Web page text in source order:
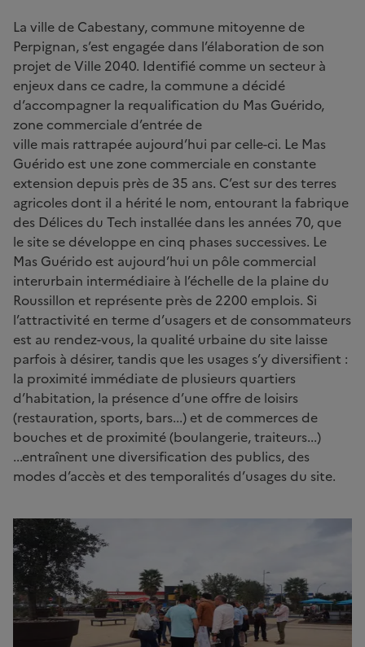
La ville de Cabestany, commune mitoyenne de
Perpignan, s’est engagée dans l’élaboration de son
projet de Ville 2040. Identifié comme un secteur à
enjeux dans ce cadre, la commune a décidé
d’accompagner la requalification du Mas Guérido,
zone commerciale d’entrée de
ville mais rattrapée aujourd’hui par celle-ci. Le Mas
Guérido est une zone commerciale en constante
extension depuis près de 35 ans. C’est sur des terres
agricoles dont il a hérité le nom, entourant la fabrique
des Délices du Tech installée dans les années 70, que
le site se développe en cinq phases successives. Le
Mas Guérido est aujourd’hui un pôle commercial
interurbain intermédiaire à l’échelle de la plaine du
Roussillon et représente près de 2200 emplois. Si
l’attractivité en terme d’usagers et de consommateurs
est au rendez-vous, la qualité urbaine du site laisse
parfois à désirer, tandis que les usages s’y diversifient :
la proximité immédiate de plusieurs quartiers
d’habitation, la présence d’une offre de loisirs
(restauration, sports, bars...) et de commerces de
bouches et de proximité (boulangerie, traiteurs...)
...entraînent une diversification des publics, des
modes d’accès et des temporalités d’usages du site.